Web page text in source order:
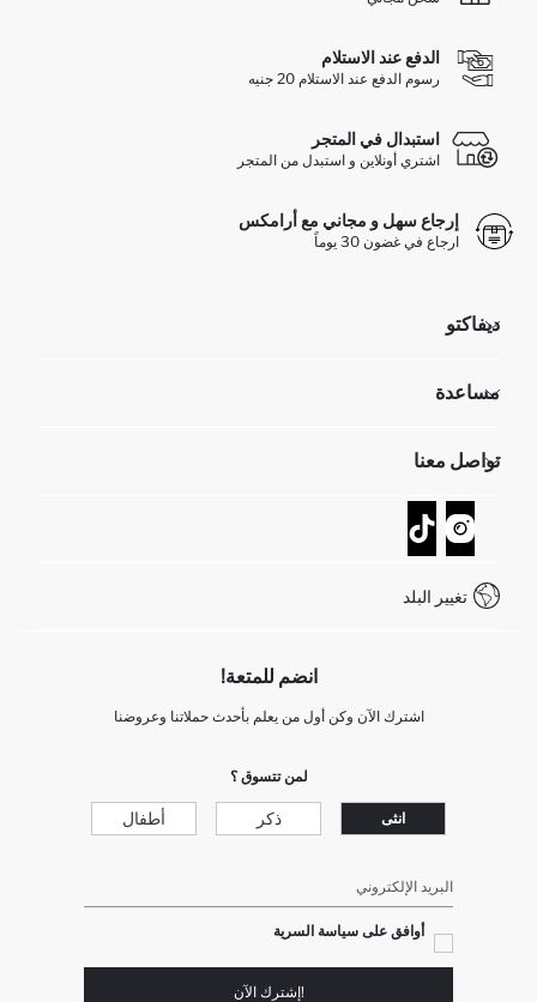
الدفع عند الاستلام
رسوم الدفع عند الاستلام 20 جنيه
استبدال في المتجر
اشتري أونلاين و استبدل من المتجر
إرجاع سهل و مجاني مع أرامكس
ارجاع في غضون 30 يوماً
ديفاكتو
تعرف علينا
GIFT CLUB
مساعدة
عمليات الارجاع و الاستبدال السهلة
تتبع الشحنة
كيف يمكنك التسوق في ديفاكتو ؟
كيف تدفع في ديفاكتو؟
شروط المنافسة
تواصل معنا
نموذج الاتصال
خدمة العملاء
Call Center 19782
تغيير البلد
انضم للمتعة!
اشترك الآن وكن أول من يعلم بأحدث حملاتنا وعروضنا
لمن تتسوق ؟
انثى ذكر أطفال
البريد الإلكتروني
أوافق على سياسة السرية
!إشترك الآن